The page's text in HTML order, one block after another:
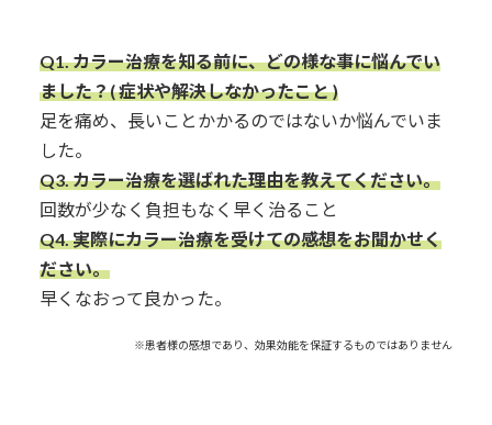
Q1.カラー治療を知る前に、どの様な事に悩んでい
ました？( 症状や解決しなかったこと )
足を痛め、長いことかかるのではないか悩んでいま
した。
Q3.カラー治療を選ばれた理由を教えてください。
回数が少なく負担もなく早く治ること
Q4. 実際にカラー治療を受けての感想をお聞かせく
ださい。
早くなおって良かった。
※患者様の感想であり、効果効能を保証するものではありません